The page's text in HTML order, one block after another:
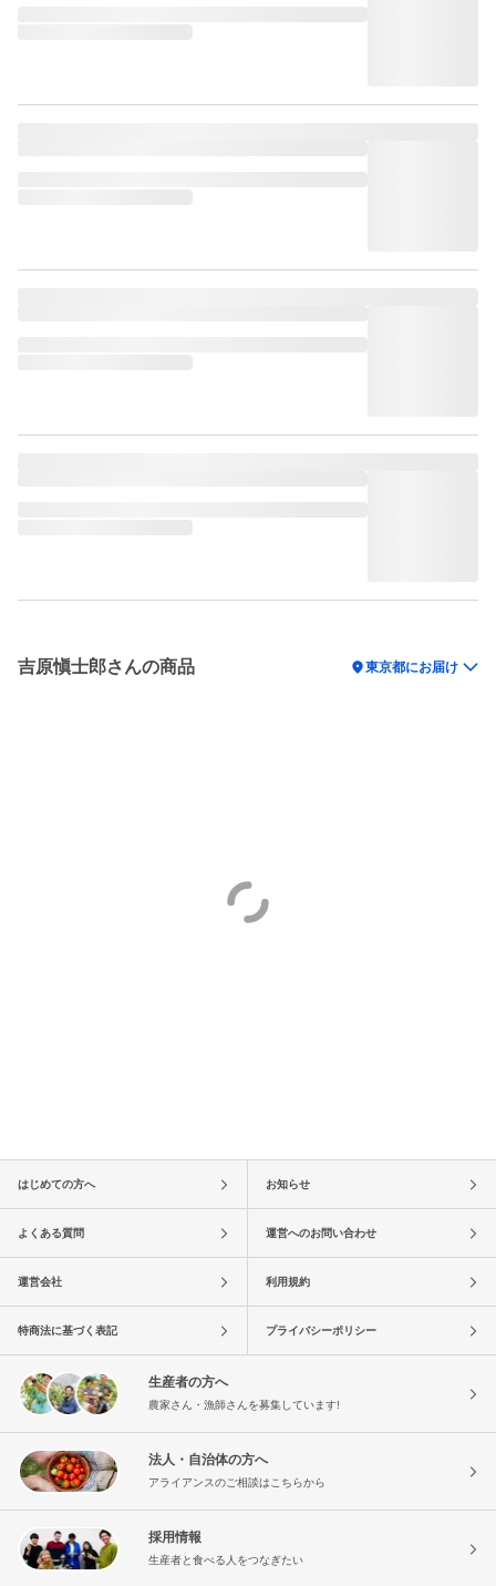
吉原愼士郎さんの商品 location_on東京都にお届け
はじめての方へ お知らせ
よくある質問 運営へのお問い合わせ
運営会社 利用規約
特商法に基づく表記 プライバシーポリシー
生産者の方へ
農家さん・漁師さんを募集しています!
法人・自治体の方へ
アライアンスのご相談はこちらから
採用情報
生産者と食べる人をつなぎたい